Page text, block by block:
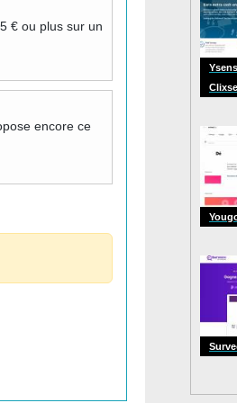
€ ou plus sur un
encore ce